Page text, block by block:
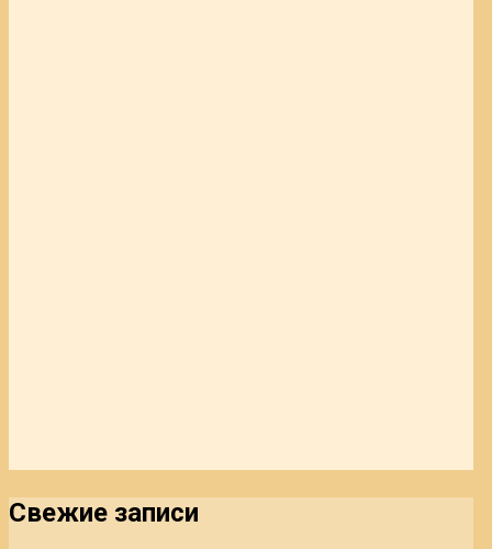
Свежие записи